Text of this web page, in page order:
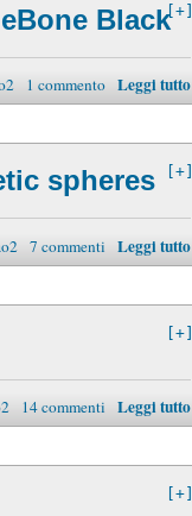
[+]
Black
1 commento Leggi tutto
[+]
spheres
7 commenti Leggi tutto
[+]
14 commenti Leggi tutto
[+]